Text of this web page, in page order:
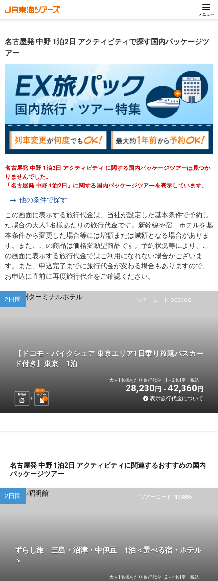
メニュー
名古屋発 中野 1泊2日 アクティビティで探す国内パッケージツ
アー
名古屋発 中野 1泊2日 アクティビティ に関する国内パッケージツアーは見つか
りませんでした。
「名古屋発 中野 1泊2日」に関する国内パッケージツアーを表示しています。
他の条件で探す
この画面に表示する旅行代金は、当社が設定した基本条件で予約し
た場合の大人1名様あたりの旅行代金です。新幹線や宿・ホテルを基
本条件から変更した場合等には増額または減額となる場合がありま
す。また、この商品は価格変動型商品です。予約状況等により、こ
の画面に表示する旅行代金ではご利用になれない場合がございま
す。また、申込完了までに旅行代金が変わる場合もありますので、
お申込に直前に再度旅行代金をご確認ください。
ツアーコード Q02OGQ
2日間
【ドコモ・バイクシェア 東京エリア1日乗り放題パスカー
ド付き】東京 1泊
新幹線 ホテル
選べる
1 泊
大人1名様あたり 旅行代金（1～2名1室・税込）
28,230 円 42,360 円
表示旅行代金について
名古屋発 中野 1泊2日 アクティビティに関連するおすすめの国内
パッケージツアー
ツアーコード N96885
2日間
ずらし旅 三島・沼津・中伊豆 1泊＜選べる宿・ホテル
＞
大人1名様あたり 旅行代金（2～4名1室・税込）